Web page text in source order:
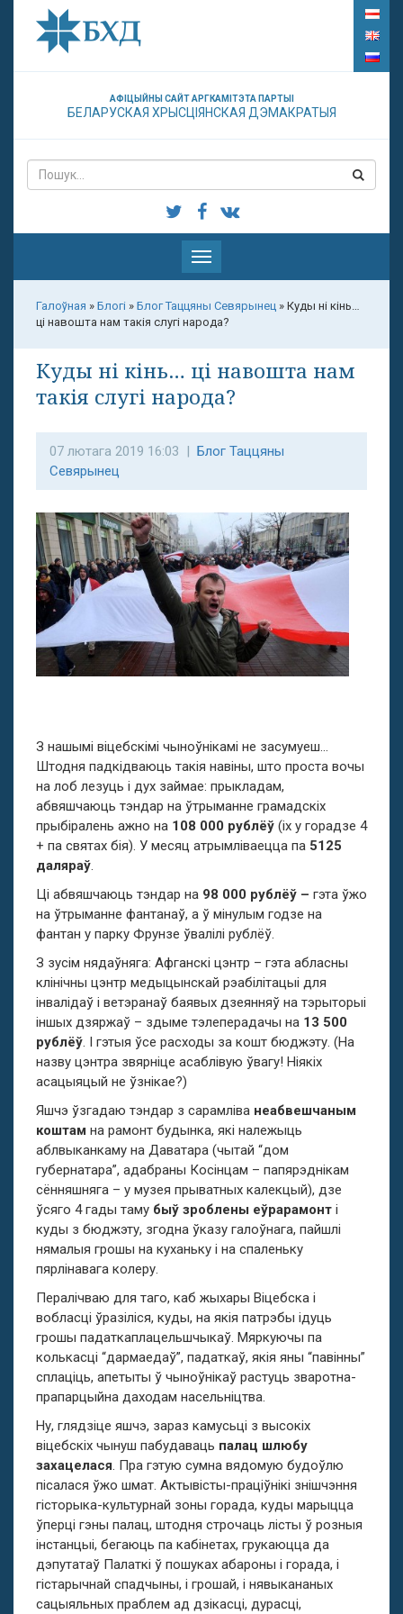
АФІЦЫЙНЫ САЙТ АРГКАМІТЭТА ПАРТЫІ
БЕЛАРУСКАЯ ХРЫСЦІЯНСКАЯ ДЭМАКРАТЫЯ
Паказаць
меню
Галоўная » Блогі » Блог Таццяны Севярынец » Куды ні кінь…
ці навошта нам такія слугі народа?
Куды ні кінь… ці навошта нам
такія слугі народа?
07 лютага 2019 16:03 | Блог Таццяны
Севярынец
З нашымі віцебскімі чыноўнікамі не засумуеш…
Штодня падкідваюць такія навіны, што проста вочы
на лоб лезуць і дух займае: прыкладам,
абвяшчаюць тэндар на ўтрыманне грамадскіх
прыбіралень ажно на 108 000 рублёў (іх у горадзе 4
+ па святах бія). У месяц атрымліваецца па 5125
даляраў.
Ці абвяшчаюць тэндар на 98 000 рублёў – гэта ўжо
на ўтрыманне фантанаў, а ў мінулым годзе на
фантан у парку Фрунзе ўвалілі рублёў.
З зусім нядаўняга: Афганскі цэнтр – гэта абласны
клінічны цэнтр медыцынскай рэабілітацыі для
інвалідаў і ветэранаў баявых дзеянняў на тэрыторыі
іншых дзяржаў – здыме тэлеперадачы на 13 500
рублёў. І гэтыя ўсе расходы за кошт бюджэту. (На
назву цэнтра звярніце асаблівую ўвагу! Ніякіх
асацыяцый не ўзнікае?)
Яшчэ ўзгадаю тэндар з сарамліва неабвешчаным
коштам на рамонт будынка, які належыць
аблвыканкаму на Даватара (чытай “дом
губернатара”, адабраны Косінцам – папярэднікам
сённяшняга – у музея прыватных калекцый), дзе
ўсяго 4 гады таму быў зроблены еўрарамонт і
куды з бюджэту, згодна ўказу галоўнага, пайшлі
нямалыя грошы на куханьку і на спаленьку
пярлінавага колеру.
Пералічваю для таго, каб жыхары Віцебска і
вобласці ўразіліся, куды, на якія патрэбы ідуць
грошы падаткаплацельшчыкаў. Мяркуючы па
колькасці “дармаедаў”, падаткаў, якія яны “павінны”
сплаціць, апетыты ў чыноўнікаў растуць зваротна-
прапарцыйна даходам насельніцтва.
Ну, глядзіце яшчэ, зараз камусьці з высокіх
віцебскіх чынуш пабудаваць палац шлюбу
захацелася. Пра гэтую сумна вядомую будоўлю
пісалася ўжо шмат. Актывісты-праціўнікі знішчэння
гісторыка-культурнай зоны горада, куды марыцца
ўперці гэны палац, штодня строчаць лісты ў розныя
інстанцыі, бегаюць па кабінетах, грукаюцца да
дэпутатаў Палаткі ў пошуках абароны і горада, і
гістарычнай спадчыны, і грошай, і нявыкананых
сацыяльных праблем ад дзікасці, дурасці,